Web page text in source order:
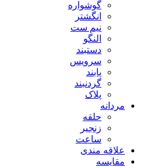
گوشواره
انگشتر
نیم ست
النگو
دستبند
سرویس
پابند
گردنبند
پلاک
مردانه
حلقه
زنجیر
ساعت
علاقه مندی
مقایسه